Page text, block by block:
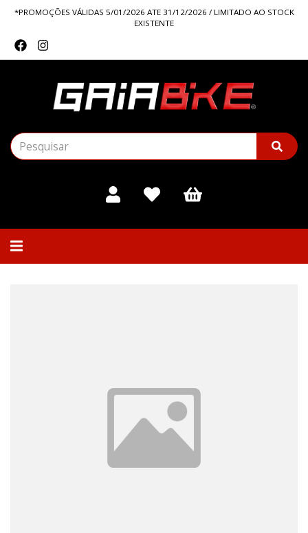
*PROMOÇÕES VÁLIDAS 5/01/2026 ATE 31/12/2026 / LIMITADO AO STOCK
EXISTENTE
Alternar